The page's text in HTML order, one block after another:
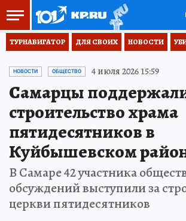
ТУРНАВИГАТОР ДЛЯ СВОИХ НОВОСТИ
НОВОСТИ ОБЩЕСТВО 4 июля 2026 15:59
Самарцы
строительство храма
пятидесятников в
Куйбышевском
В Самаре 42 участника
обсуждений выступили за
церкви пятидесятников